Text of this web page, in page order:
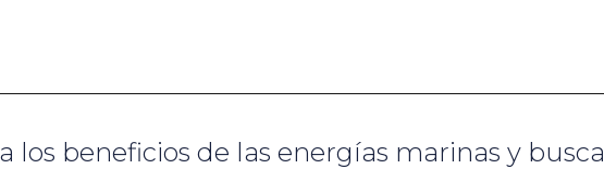
los beneficios de las energías marinas y busca